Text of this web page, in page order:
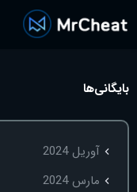
بایگانی‌ها
آوریل 2024
مارس 2024